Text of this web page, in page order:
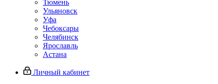
Тюмень
Ульяновск
Уфа
Чебоксары
Челябинск
Ярославль
Астана
Личный кабинет